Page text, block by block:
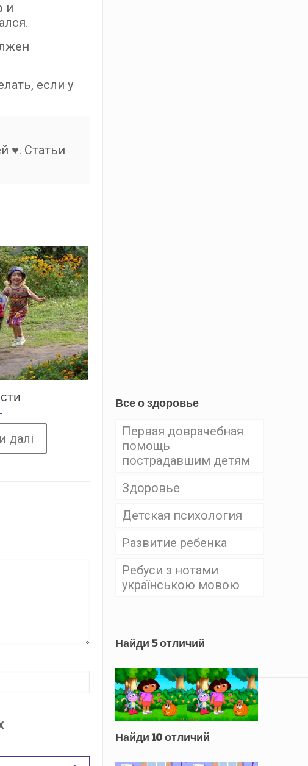
и
если у
♥. Статьи
далі
Все о здоровье
Первая доврачебная
помощь
пострадавшим детям
Здоровье
Детская психология
Развитие ребенка
Ребуси з нотами
українською мовою
Найди 5 отличий
Найди 10 отличий